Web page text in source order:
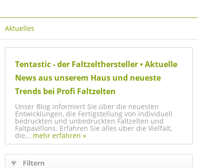
Aktuelles
Tentastic - der Faltzelthersteller • Aktuelle
News aus unserem Haus und neueste
Trends bei Profi Faltzelten
Unser Blog informiert Sie über die neuesten
Entwicklungen, die Fertigstellung von individuell
bedruckten und unbedruckten Faltzelten und
Faltpavillons. Erfahren Sie alles über die Vielfalt,
die... mehr erfahren »
Filtern